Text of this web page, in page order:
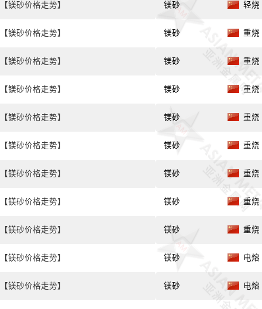
【镁砂价格走势】
【镁砂价格走势】
【镁砂价格走势】
【镁砂价格走势】
【镁砂价格走势】
【镁砂价格走势】
【镁砂价格走势】
【镁砂价格走势】
【镁砂价格走势】
【镁砂价格走势】
【镁砂价格走势】
镁砂 轻烧
镁砂 重烧
镁砂 重烧
镁砂 重烧
镁砂 重烧
镁砂 重烧
镁砂 重烧
镁砂 重烧
镁砂 重烧
镁砂 电熔
镁砂 电熔